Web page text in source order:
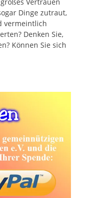
Dinge zutraut,
vermeintlich
Denken Sie,
Können Sie sich